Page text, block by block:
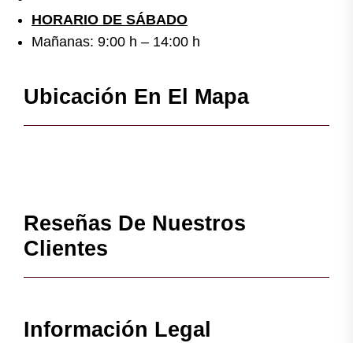
HORARIO DE SÁBADO
Mañanas: 9:00 h – 14:00 h
Ubicación En El Mapa
Reseñas De Nuestros
Clientes
Información Legal